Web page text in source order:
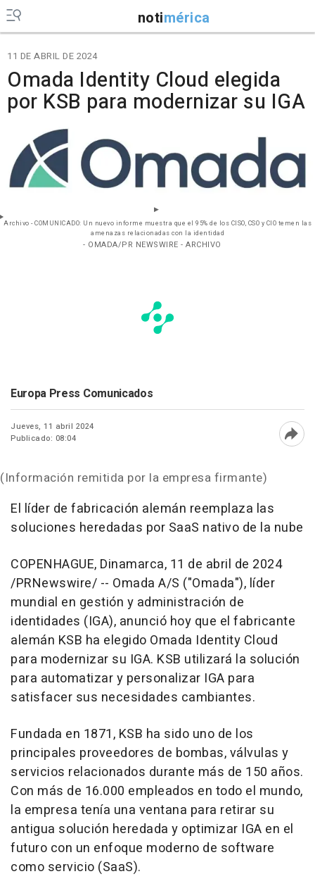
notimérica
11 DE ABRIL DE 2024
Omada Identity Cloud elegida
por KSB para modernizar su IGA
Archivo - COMUNICADO: Un nuevo informe muestra que el 95% de los CISO, CSO y CIO temen las
amenazas relacionadas con la identidad
- OMADA/PR NEWSWIRE - ARCHIVO
Europa Press Comunicados
Jueves, 11 abril 2024
Publicado: 08:04
(Información remitida por la empresa firmante)
El líder de fabricación alemán reemplaza las
soluciones heredadas por SaaS nativo de la nube
COPENHAGUE, Dinamarca, 11 de abril de 2024
/PRNewswire/ -- Omada A/S ("Omada"), líder
mundial en gestión y administración de
identidades (IGA), anunció hoy que el fabricante
alemán KSB ha elegido Omada Identity Cloud
para modernizar su IGA. KSB utilizará la solución
para automatizar y personalizar IGA para
satisfacer sus necesidades cambiantes.
Fundada en 1871, KSB ha sido uno de los
principales proveedores de bombas, válvulas y
servicios relacionados durante más de 150 años.
Con más de 16.000 empleados en todo el mundo,
la empresa tenía una ventana para retirar su
antigua solución heredada y optimizar IGA en el
futuro con un enfoque moderno de software
como servicio (SaaS).